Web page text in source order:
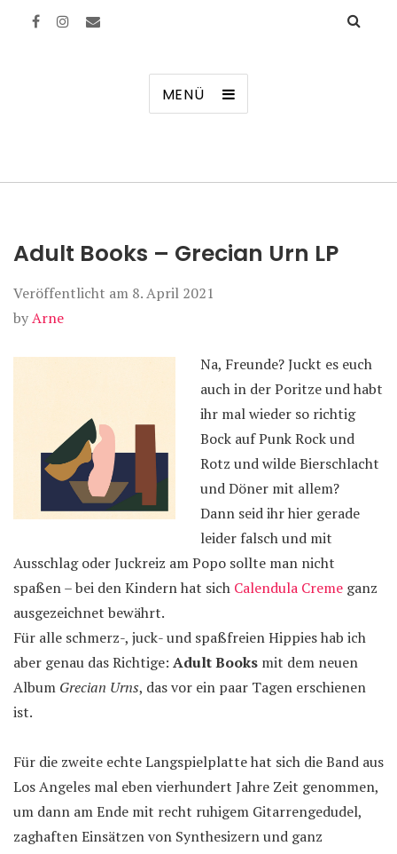
MENÜ
Adult Books – Grecian Urn LP
Veröffentlicht am 8. April 2021
byArne
Na, Freunde? Juckt es euch
auch in der Poritze und habt
ihr mal wieder so richtig
Bock auf Punk Rock und
Rotz und wilde Bierschlacht
und Döner mit allem?
Dann seid ihr hier gerade
leider falsch und mit
Ausschlag oder Juckreiz am Popo sollte man nicht
spaßen – bei den Kindern hat sich Calendula Creme ganz
ausgezeichnet bewährt.
Für alle schmerz-, juck- und spaßfreien Hippies hab ich
aber genau das Richtige: Adult Books mit dem neuen
Album Grecian Urns, das vor ein paar Tagen erschienen
ist.
Für die zweite echte Langspielplatte hat sich die Band aus
Los Angeles mal eben vierhundert Jahre Zeit genommen,
um dann am Ende mit recht ruhigem Gitarrengedudel,
zaghaften Einsätzen von Synthesizern und ganz